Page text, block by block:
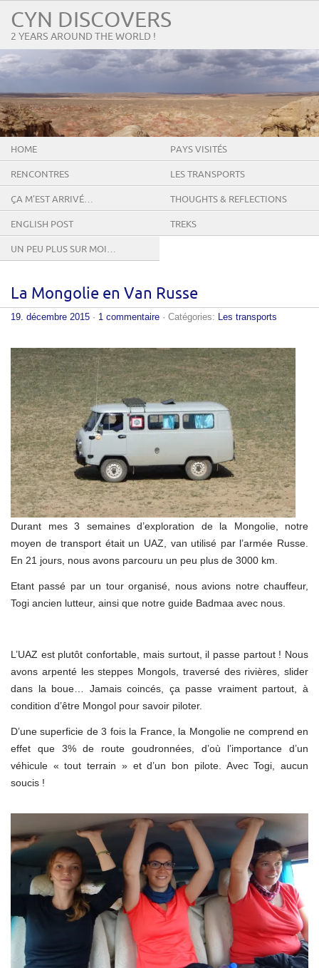
CYN DISCOVERS
2 YEARS AROUND THE WORLD !
HOME PAYS VISITÉS
RENCONTRES LES TRANSPORTS
ÇA M’EST ARRIVÉ… THOUGHTS & REFLECTIONS
ENGLISH POST TREKS
UN PEU PLUS SUR MOI…
La Mongolie en Van Russe
19. décembre 2015 · 1 commentaire · Catégories: Les transports
Durant mes 3 semaines d’exploration de la Mongolie, notre
moyen de transport était un UAZ, van utilisé par l’armée Russe.
En 21 jours, nous avons parcouru un peu plus de 3000 km.
Etant passé par un tour organisé, nous avions notre chauffeur,
Togi ancien lutteur, ainsi que notre guide Badmaa avec nous.
L’UAZ est plutôt confortable, mais surtout, il passe partout ! Nous
avons arpenté les steppes Mongols, traversé des rivières, slider
dans la boue… Jamais coincés, ça passe vraiment partout, à
condition d’être Mongol pour savoir piloter.
D’une superficie de 3 fois la France, la Mongolie ne comprend en
effet que 3% de route goudronnées, d’où l’importance d’un
véhicule « tout terrain » et d’un bon pilote. Avec Togi, aucun
soucis !